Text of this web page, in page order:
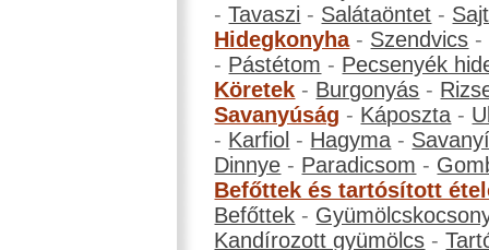
-Tavaszi - Salátaöntet -
Hidegkonyha- Szendvics -
- Pástétom - Pecsenyék
Köretek - Burgonyás -
Savanyúság - Káposzta -
- Karfiol - Hagyma -
Dinnye - Paradicsom -
Befőttek és tartósított
Befőttek -
Kandírozott gyümölcs -